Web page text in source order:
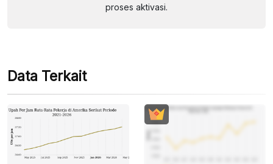
proses aktivasi.
Data Terkait